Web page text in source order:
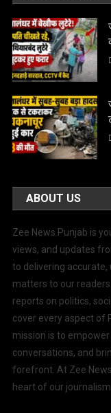
ABOUT US
Zee News Punjab is
views, and updates
to delivering
matters to our
reports on politics,
cover every aspect of
mission is to
conversations, and
forefront. At Zee
heart of our journalism.